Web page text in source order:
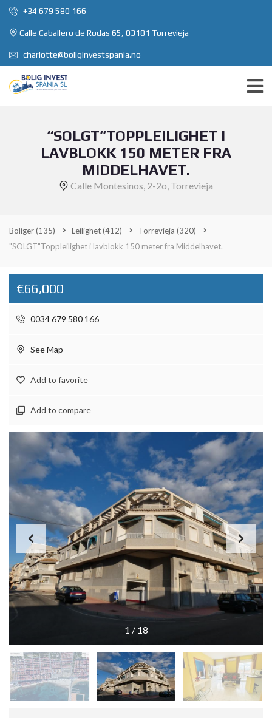
+34 679 580 166
Calle Caballero de Rodas 65, 03181 Torrevieja
charlotte@boliginvestspania.no
“SOLGT”TOPPLEILIGHET I
LAVBLOKK 150 METER FRA
MIDDELHAVET.
Calle Montesinos, 2-2o, Torrevieja
Boliger(135) Leilighet(412) Torrevieja (320)
"SOLGT"Toppleilighet i lavblokk 150 meter fra Middelhavet.
€66,000
0034 679 580 166
See Map
Add to favorite
Add to compare
1 / 18